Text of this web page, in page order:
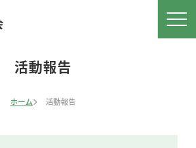
活動報告
ホーム 活動報告